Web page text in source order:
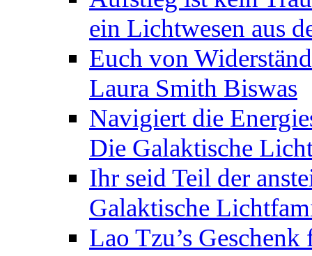
ein Lichtwesen aus
Euch von
Laura Smith Biswas
Navigiert die
Die Galaktische
Ihr seid Teil der
Galaktische
Lao Tzu’s